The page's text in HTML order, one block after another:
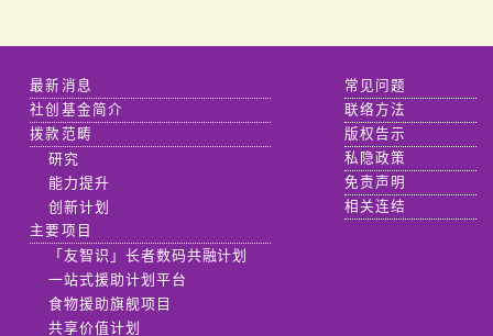
最新消息
社创基金简介
拨款范畴
研究
能力提升
创新计划
主要项目
「友智识」长者数码共融计划
一站式援助计划平台
食物援助旗舰项目
共享价值计划
常见问题
联络方法
版权告示
私隐政策
免责声明
相关连结